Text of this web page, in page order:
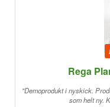
Rega
"Demoprodukt i nyskick.
som helt ny.